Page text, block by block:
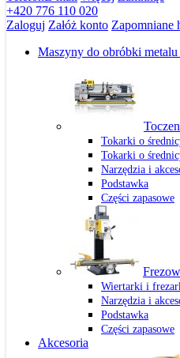
+420 776 110 020
Zaloguj Załóż konto Zapomniane
Maszyny do obróbki metalu
Tokarki o
Tokarki o
Narzędzia i
Podstawka
Części zapasowe
Wiertarki i
Narzędzia i
Podstawka
Części zapasowe
Akcesoria